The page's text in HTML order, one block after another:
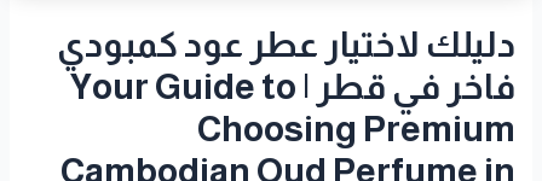
دليلك لاختيار عطر عود كمبودي
فاخر في قطر | Your Guide to
Choosing Premium
Cambodian Oud Perfume in